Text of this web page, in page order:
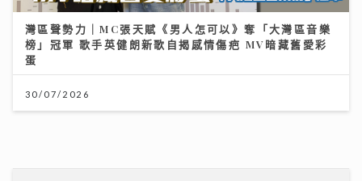
灣區聲勢力｜MC張天賦《男人怎可以》奪「大灣區音樂
榜」冠軍 歌手英健朗新歌自揭感情傷疤 MV暗藏舊愛彩
蛋
30/07/2026